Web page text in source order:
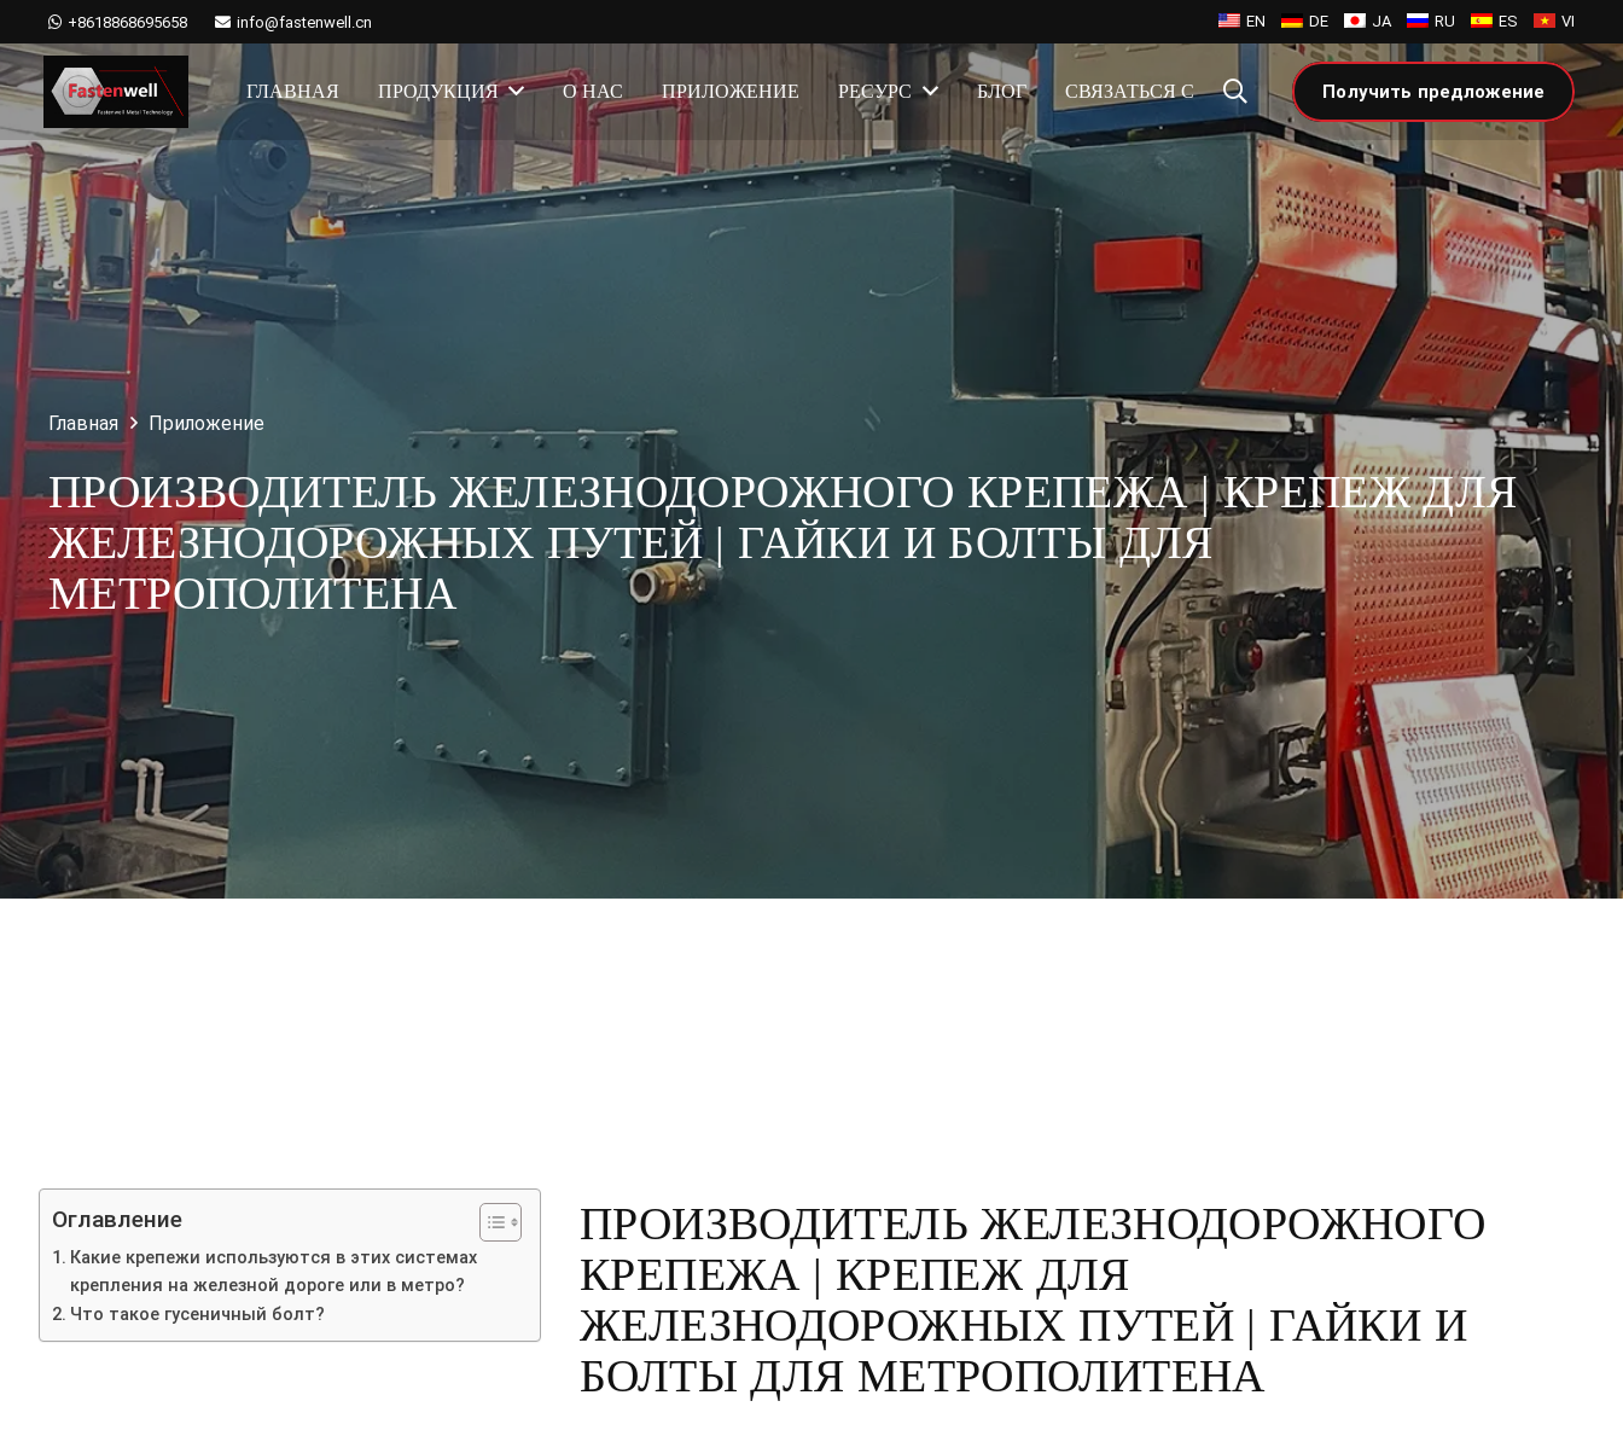
+8618868695658 info@fastenwell.cn EN DE JA RU ES VI
ГЛАВНАЯ ПРОДУКЦИЯ О НАС ПРИЛОЖЕНИЕ РЕСУРС БЛОГ СВЯЗАТЬСЯ С Получить предложение
Главная Приложение
ПРОИЗВОДИТЕЛЬ ЖЕЛЕЗНОДОРОЖНОГО КРЕПЕЖА | КРЕПЕЖ ДЛЯ
ЖЕЛЕЗНОДОРОЖНЫХ ПУТЕЙ | ГАЙКИ И БОЛТЫ ДЛЯ
МЕТРОПОЛИТЕНА
Оглавление
Какие крепежи используются в этих системах
крепления на железной дороге или в метро?
Что такое гусеничный болт?
ПРОИЗВОДИТЕЛЬ ЖЕЛЕЗНОДОРОЖНОГО
КРЕПЕЖА | КРЕПЕЖ ДЛЯ
ЖЕЛЕЗНОДОРОЖНЫХ ПУТЕЙ | ГАЙКИ И
БОЛТЫ ДЛЯ МЕТРОПОЛИТЕНА